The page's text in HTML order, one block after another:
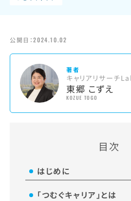
公開日：2024.10.02
著者
キャリアリサーチ
東郷 こずえ
KOZUE TOGO
目次
はじめに
「つむぐキャリア」とは